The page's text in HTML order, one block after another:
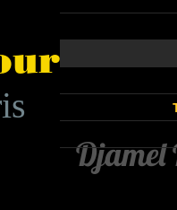
Djamel